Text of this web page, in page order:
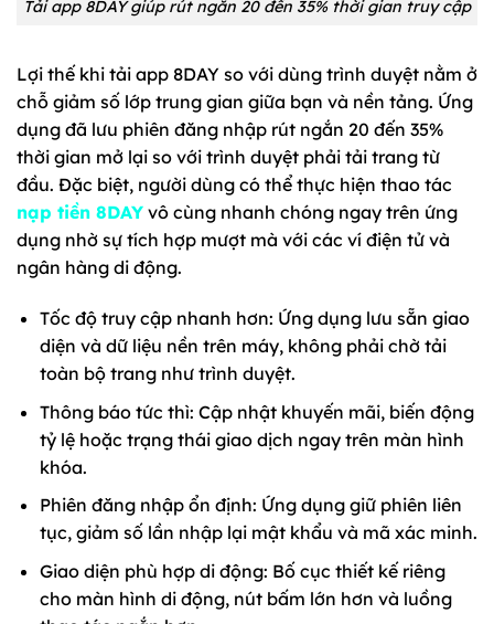
Tải app 8DAY giúp rút ngắn 20 đến 35% thời gian truy cập
Lợi thế khi tải app 8DAY so với dùng trình duyệt nằm ở
chỗ giảm số lớp trung gian giữa bạn và nền tảng. Ứng
dụng đã lưu phiên đăng nhập rút ngắn 20 đến 35%
thời gian mở lại so với trình duyệt phải tải trang từ
đầu. Đặc biệt, người dùng có thể thực hiện thao tác
nạp tiền 8DAY vô cùng nhanh chóng ngay trên ứng
dụng nhờ sự tích hợp mượt mà với các ví điện tử và
ngân hàng di động.
Tốc độ truy cập nhanh hơn: Ứng dụng lưu sẵn giao
diện và dữ liệu nền trên máy, không phải chờ tải
toàn bộ trang như trình duyệt.
Thông báo tức thì: Cập nhật khuyến mãi, biến động
tỷ lệ hoặc trạng thái giao dịch ngay trên màn hình
khóa.
Phiên đăng nhập ổn định: Ứng dụng giữ phiên liên
tục, giảm số lần nhập lại mật khẩu và mã xác minh.
Giao diện phù hợp di động: Bố cục thiết kế riêng
cho màn hình di động, nút bấm lớn hơn và luồng